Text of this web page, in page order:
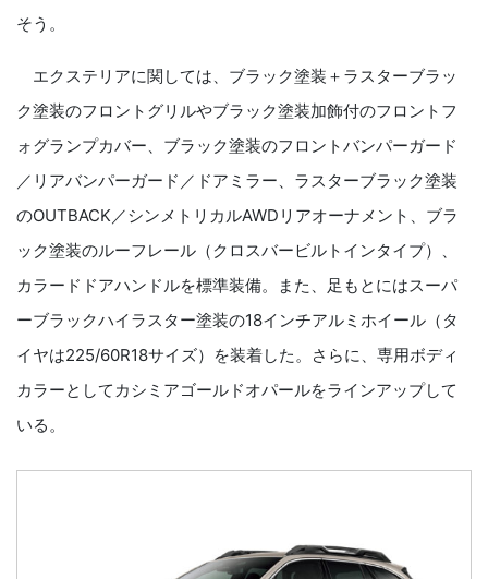
そう。
エクステリアに関しては、ブラック塗装＋ラスターブラッ
ク塗装のフロントグリルやブラック塗装加飾付のフロントフ
ォグランプカバー、ブラック塗装のフロントバンパーガード
／リアバンパーガード／ドアミラー、ラスターブラック塗装
のOUTBACK／シンメトリカルAWDリアオーナメント、ブラ
ック塗装のルーフレール（クロスバービルトインタイプ）、
カラードドアハンドルを標準装備。また、足もとにはスーパ
ーブラックハイラスター塗装の18インチアルミホイール（タ
イヤは225/60R18サイズ）を装着した。さらに、専用ボディ
カラーとしてカシミアゴールドオパールをラインアップして
いる。